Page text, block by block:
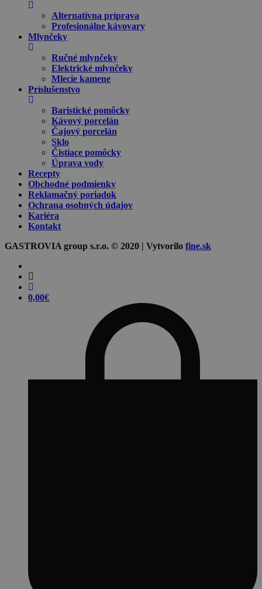
Alternatívna príprava
Profesionálne kávovary
Mlynčeky
Ručné mlynčeky
Elektrické mlynčeky
Mlecie kamene
Príslušenstvo
Baristické pomôcky
Kávový porcelán
Čajový porcelán
Sklo
Čistiace pomôcky
Úprava vody
Recepty
Obchodné podmienky
Reklamačný poriadok
Ochrana osobných údajov
Kariéra
Kontakt
GASTROVIA group s.r.o. © 2020 | Vytvorilo fine.sk
0,00€